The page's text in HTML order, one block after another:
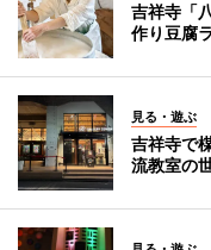
吉祥寺「
作り豆腐
見る・遊ぶ
吉祥寺で
流教室の